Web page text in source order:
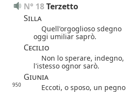
N° 18 Terzetto
Silla
Quell'orgoglioso sdegno
oggi umiliar saprò.
Cecilio
Non lo sperare, indegno,
l'istesso ognor sarò.
Giunia
950
Eccoti, o sposo, un pegno